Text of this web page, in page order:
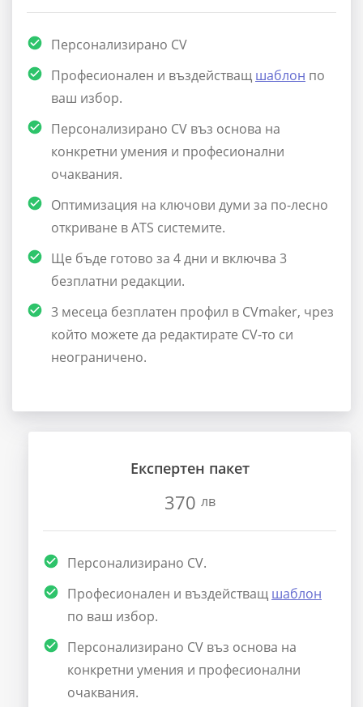
Персонализирано CV
Професионален и въздействащ шаблон по
ваш избор.
Персонализирано CV въз основа на
конкретни умения и професионални
очаквания.
Оптимизация на ключови думи за по-лесно
откриване в ATS системите.
Ще бъде готово за 4 дни и включва 3
безплатни редакции.
3 месеца безплатен профил в CVmaker, чрез
който можете да редактирате CV-то си
неограничено.
Експертен пакет
370 лв
Персонализирано CV.
Професионален и въздействащ шаблон
по ваш избор.
Персонализирано CV въз основа на
конкретни умения и професионални
очаквания.